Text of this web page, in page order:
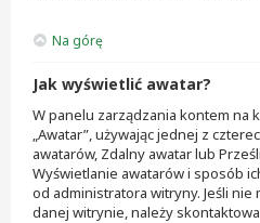
Na górę
Jak wyświetlić awatar?
W panelu zarządzania kontem na
„Awatar”, używając jednej z
awatarów, Zdalny awatar lub
Wyświetlanie awatarów i sposób
od administratora witryny. Jeśli nie
danej witrynie, należy